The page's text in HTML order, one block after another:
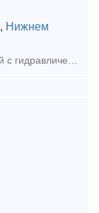
, Нижнем